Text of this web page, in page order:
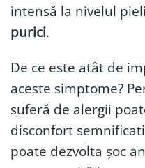
intensă la nivelul
purici.
De ce este atât de
aceste simptome?
suferă de alergii
disconfort
poate dezvolta șoc